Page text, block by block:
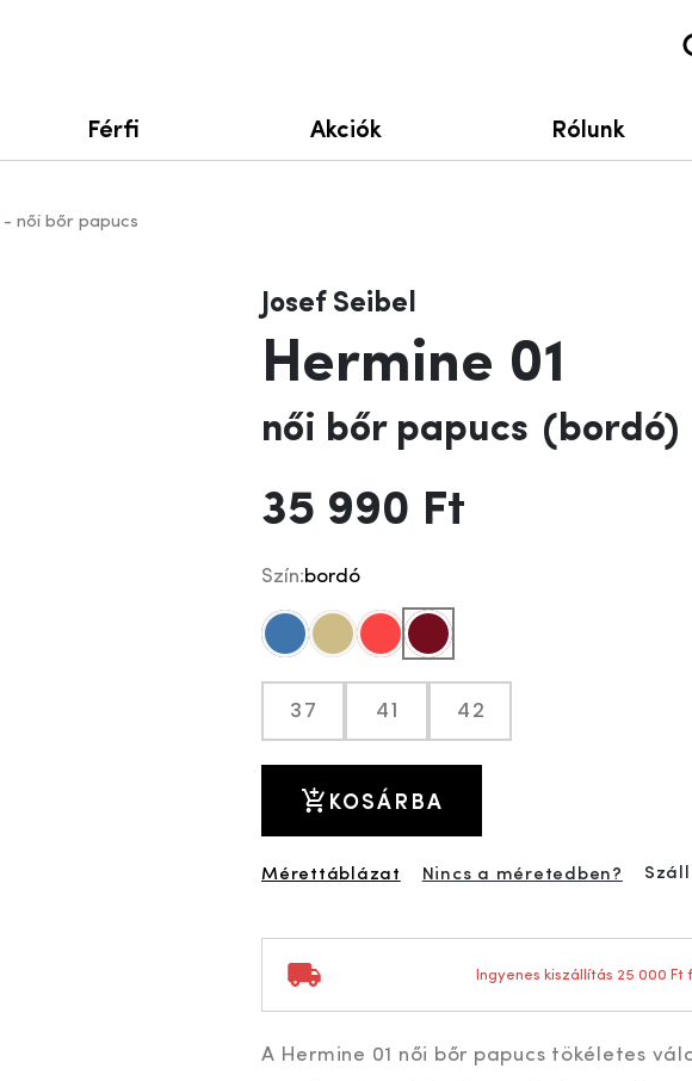
Férfi Akciók Rólunk
- női bőr papucs
Josef Seibel
Hermine 01
női bőr papucs (bordó)
35 990 Ft
Szín:bordó
kék drapppiros bordó
37 41 42
KOSÁRBA
Mérettáblázat Nincs a méretedben?
Ingyenes kiszállítás 25 000 Ft
A Hermine 01 női bőr papucs tökéletes